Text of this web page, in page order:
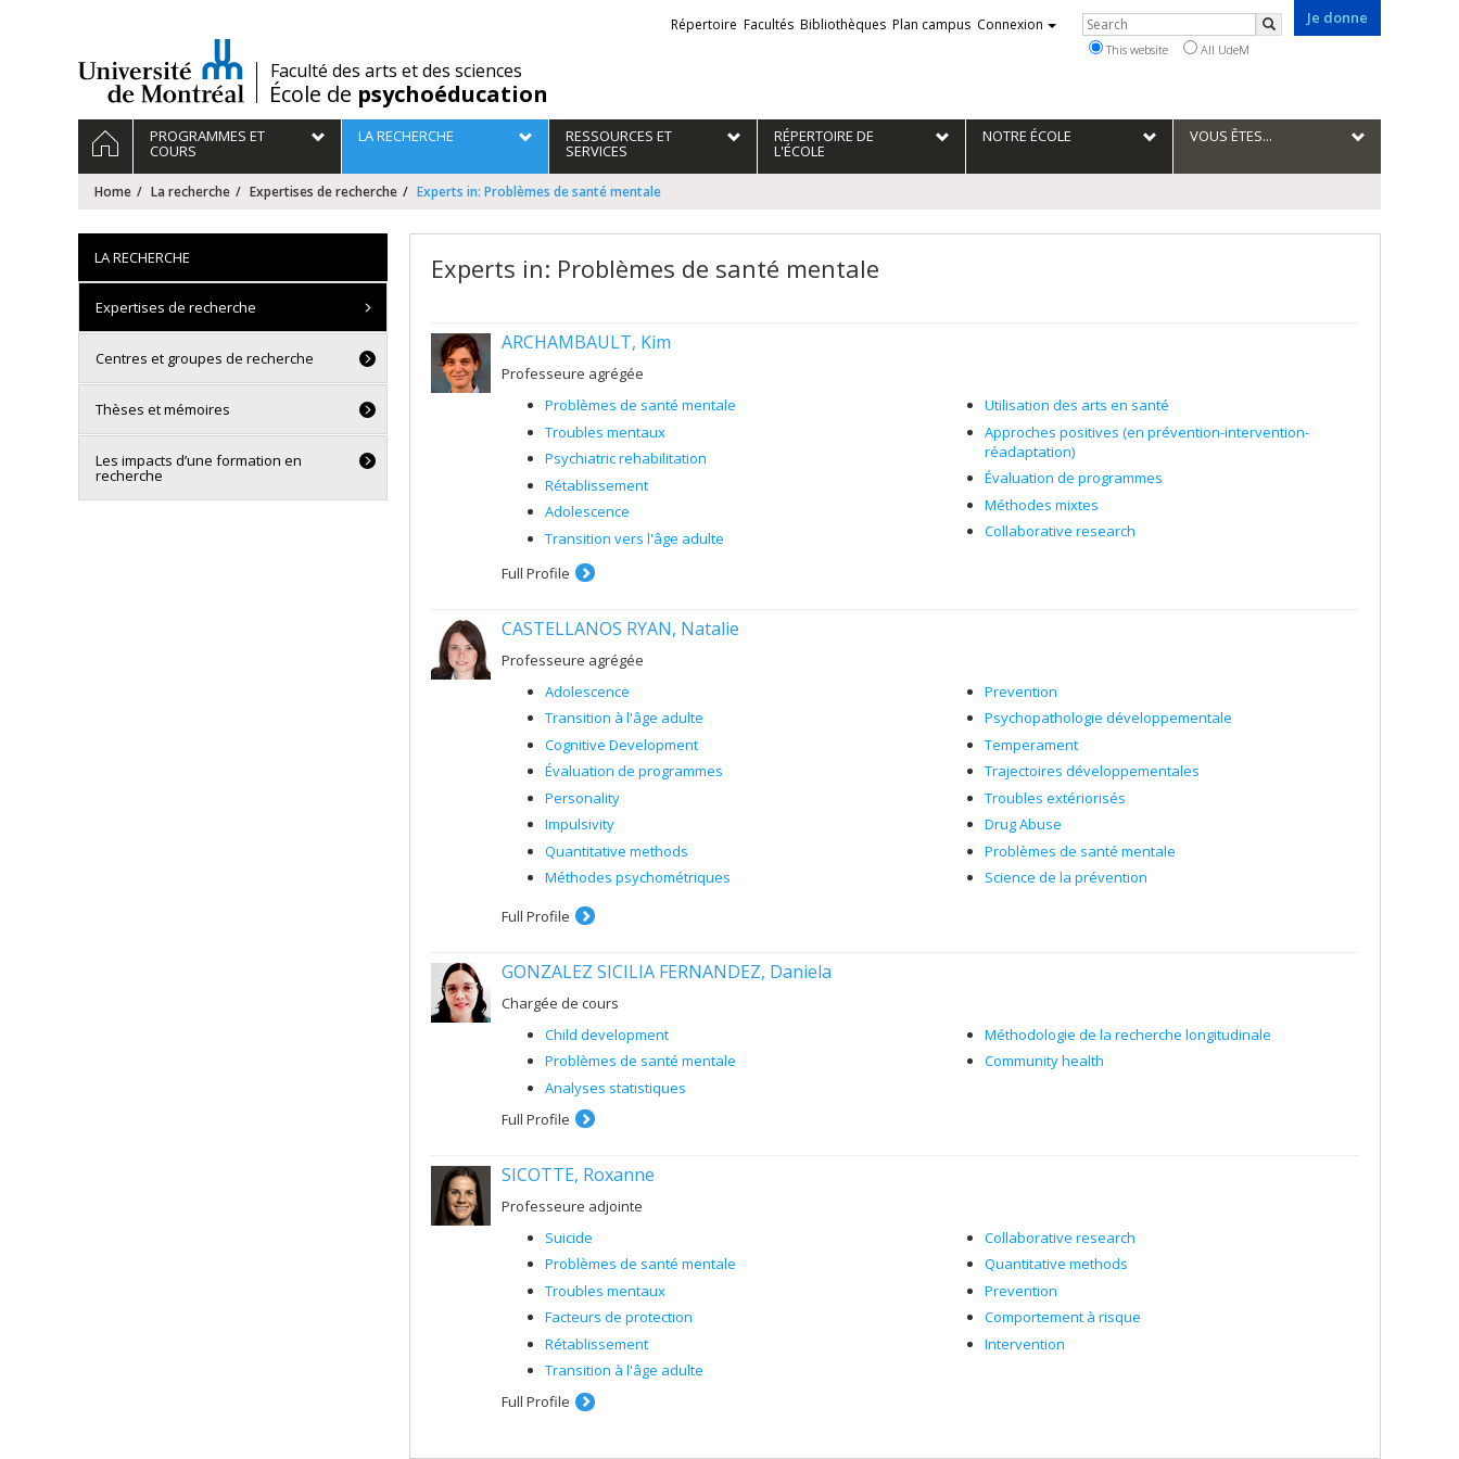
/Faculté des arts et des sciences
École de psychoéducation
Je donne
Liens
externes
Répertoire Facultés Bibliothèques Plan campus Connexion Rechercher
Search
This website All UdeM
Navigation
principale
HOMEPROGRAMMES ET
COURS
LA RECHERCHE RESSOURCES ET
SERVICES
RÉPERTOIRE DE
L'ÉCOLE
NOTRE ÉCOLE VOUS ÊTES...
Home La recherche Expertises de recherche Experts in: Problèmes de santé mentale
Experts in: Problèmes de santé mentale
ARCHAMBAULT, Kim
Professeure agrégée
Problèmes de santé mentale
Troubles mentaux
Psychiatric rehabilitation
Rétablissement
Adolescence
Transition vers l'âge adulte
Utilisation des arts en santé
Approches positives (en prévention-intervention-
réadaptation)
Évaluation de programmes
Méthodes mixtes
Collaborative research
Full Profile
CASTELLANOS RYAN, Natalie
Professeure agrégée
Adolescence
Transition à l'âge adulte
Cognitive Development
Évaluation de programmes
Personality
Impulsivity
Quantitative methods
Méthodes psychométriques
Prevention
Psychopathologie développementale
Temperament
Trajectoires développementales
Troubles extériorisés
Drug Abuse
Problèmes de santé mentale
Science de la prévention
Full Profile
GONZALEZ SICILIA FERNANDEZ, Daniela
Chargée de cours
Child development
Problèmes de santé mentale
Analyses statistiques
Méthodologie de la recherche longitudinale
Community health
Full Profile
SICOTTE, Roxanne
Professeure adjointe
Suicide
Problèmes de santé mentale
Troubles mentaux
Facteurs de protection
Rétablissement
Transition à l'âge adulte
Collaborative research
Quantitative methods
Prevention
Comportement à risque
Intervention
Full Profile
LA RECHERCHE
Expertises de recherche
Centres et groupes de recherche
Thèses et mémoires
Les impacts d’une formation en
recherche